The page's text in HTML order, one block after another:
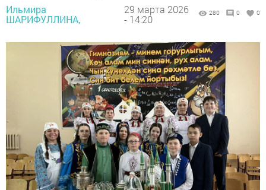
Ильмира
ШАРИФУЛЛИНА,
29 марта 2026
- 14:20
280 0 0